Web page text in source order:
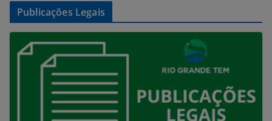
Publicações Legais